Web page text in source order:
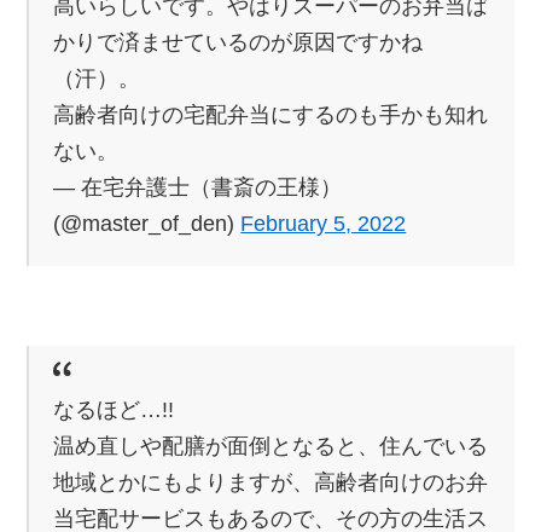
高いらしいです。やはりスーパーのお弁当ば
かりで済ませているのが原因ですかね
（汗）。
高齢者向けの宅配弁当にするのも手かも知れ
ない。
— 在宅弁護士（書斎の王様）
(@master_of_den) February 5, 2022
なるほど…!!
温め直しや配膳が面倒となると、住んでいる
地域とかにもよりますが、高齢者向けのお弁
当宅配サービスもあるので、その方の生活ス